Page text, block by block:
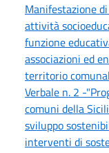
Manifestazione
attività
funzione
associazioni ed
territorio
Verbale n. 2 -
comuni della
sviluppo
interventi di